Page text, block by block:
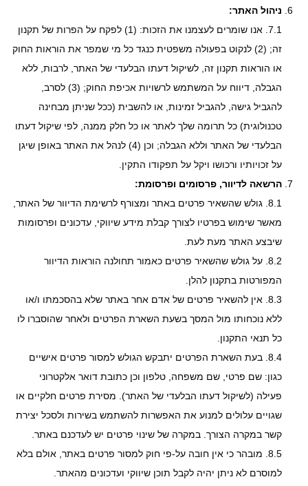
ניהול האתר:
7.1. אנו שומרים לעצמנו את הזכות: (1) לפקח על הפרות של תקנון
זה; (2) לנקוט בפעולה משפטית כנגד כל מי שמפר את הוראות החוק
או הוראות תקנון זה, לשיקול דעתו הבלעדי של האתר, לרבות, ללא
הגבלה, דיווח על המשתמש לרשויות אכיפת החוק; (3) לסרב,
להגביל גישה, להגביל זמינות, או להשבית (ככל שניתן מבחינה
טכנולוגית) כל תרומה שלך לאתר או כל חלק ממנה, לפי שיקול דעתו
הבלעדי של האתר וללא הגבלה; וכן (4) לנהל את האתר באופן שיגן
על זכויותיו ורכושו ויקל על תפקודו התקין.
הרשאה לדיוור, פרסומים ופרסומת:
8.1. גולש שהשאיר פרטים באתר ומצורף לרשימת הדיוור של האתר,
מאשר שימוש בפרטיו לצורך קבלת מידע שיווקי, עדכונים ופרסומות
שיבצע האתר מעת לעת.
8.2. על גולש שהשאיר פרטים כאמור תחולנה הוראות הדיוור
המפורטות בתקנון להלן.
8.3. אין להשאיר פרטים של אדם אחר באתר שלא בהסכמתו ו/או
ללא נוכחותו מול המסך בשעת השארת הפרטים ולאחר שהוסברו לו
כל תנאי התקנון.
8.4. בעת השארת הפרטים יתבקש הגולש למסור פרטים אישיים
כגון: שם פרטי, שם משפחה, טלפון וכן כתובת דואר אלקטרוני
פעילה (לשיקול דעתו הבלעדי של האתר). מסירת פרטים חלקיים או
שגויים עלולים למנוע את האפשרות להשתמש בשירות ולסכל יצירת
קשר במקרה הצורך. במקרה של שינוי פרטים יש לעדכנם באתר.
8.5. מובהר כי אין חובה על-פי חוק למסור פרטים באתר, אולם בלא
למוסרם לא ניתן יהיה לקבל תוכן שיווקי ועדכונים מהאתר.